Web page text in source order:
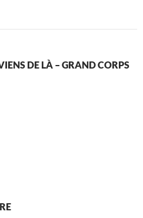
DE LÀ – GRAND CORPS